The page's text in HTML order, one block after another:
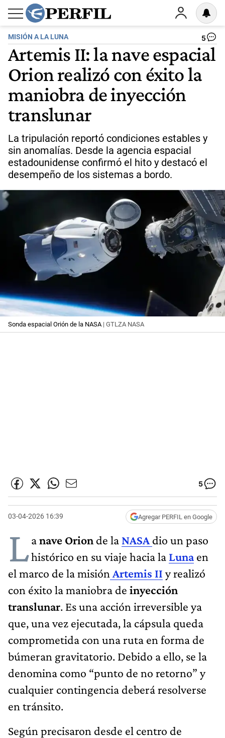
MISIÓN A LA LUNA 5
Artemis II: la nave espacial
Orion realizó con éxito la
maniobra de inyección
translunar
La tripulación reportó condiciones estables y
sin anomalías. Desde la agencia espacial
estadounidense confirmó el hito y destacó el
desempeño de los sistemas a bordo.
Sonda espacial Orión de la NASA| GTLZA NASA
5
03-04-2026 16:39 Agregar PERFIL en Google
Lanave Orion de la NASA dio un paso
histórico en su viaje hacia la Lunaen
el marco de la misión Artemis II y realizó
con éxito la maniobra de inyección
translunar. Es una acción irreversible ya
que, una vez ejecutada, la cápsula queda
comprometida con una ruta en forma de
búmeran gravitatorio. Debido a ello, se la
denomina como “punto de no retorno” y
cualquier contingencia deberá resolverse
en tránsito.
Según precisaron desde el centro de